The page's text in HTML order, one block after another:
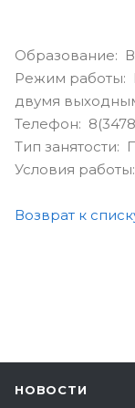
Образование:
Режим работы:
двумя
Телефон:
Тип занятости:
Условия
Возврат к
НОВОСТИ